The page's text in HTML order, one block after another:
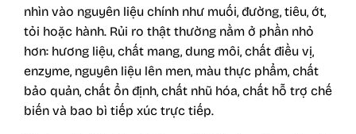
nhìn vào nguyên liệu chính như muối, đường, tiêu, ớt,
tỏi hoặc hành. Rủi ro thật thường nằm ở phần nhỏ
hơn: hương liệu, chất mang, dung môi, chất điều vị,
enzyme, nguyên liệu lên men, màu thực phẩm, chất
bảo quản, chất ổn định, chất nhũ hóa, chất hỗ trợ chế
biến và bao bì tiếp xúc trực tiếp.